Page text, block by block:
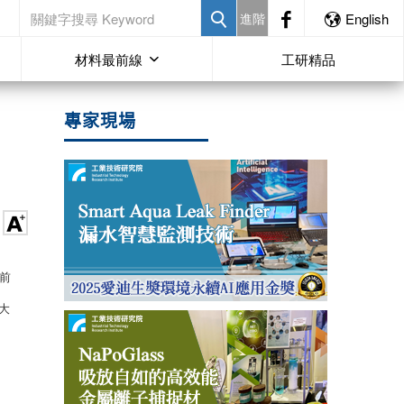
進階 English
材料最前線 工研精品
專家現場